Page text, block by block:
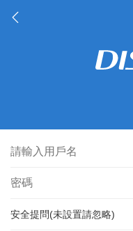
安全提問(未設置請忽略)